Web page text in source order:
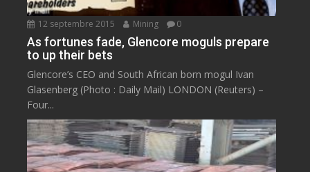
12 septembre 2015 Mining 0
As fortunes fade, Glencore moguls prepare
to up their bets
Glencore’s CEO and South African born mogul Ivan
Glasenberg (Photo : Daily Mail) LONDON (Reuters) –
Four...